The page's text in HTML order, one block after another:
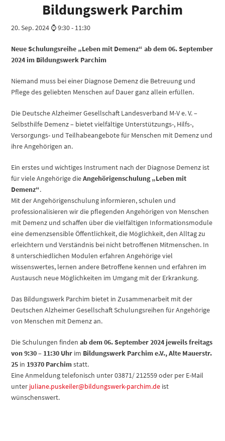
Bildungswerk Parchim
20. Sep. 2024 ⌚ 9:30- 11:30
Neue Schulungsreihe „Leben mit Demenz“ab dem 06. September
2024 im Bildungswerk Parchim
Niemand muss bei einer Diagnose Demenz die Betreuung und
Pflege des geliebten Menschen auf Dauer ganz allein erfüllen.
Die Deutsche Alzheimer Gesellschaft Landesverband M-V e. V. –
Selbsthilfe Demenz – bietet vielfältige Unterstützungs-, Hilfs-,
Versorgungs- und Teilhabeangebote für Menschen mit Demenz und
ihre Angehörigen an.
Ein erstes und wichtiges Instrument nach der Diagnose Demenz ist
für viele Angehörige dieAngehörigenschulung „Leben mit
Demenz“.
Mit der Angehörigenschulung informieren, schulen und
professionalisieren wir die pflegenden Angehörigen von Menschen
mit Demenz und schaffen über die vielfältigen Informationsmodule
eine demenzsensible Öffentlichkeit, die Möglichkeit, den Alltag zu
erleichtern und Verständnis bei nicht betroffenen Mitmenschen. In
8 unterschiedlichen Modulen erfahren Angehörige viel
wissenswertes, lernen andere Betroffene kennen und erfahren im
Austausch neue Möglichkeiten im Umgang mit der Erkrankung.
Das Bildungswerk Parchim bietet in Zusammenarbeit mit der
Deutschen Alzheimer Gesellschaft Schulungsreihen für Angehörige
von Menschen mit Demenz an.
Die Schulungen findenab dem 06. September 2024 jeweils freitags
von 9:30 – 11:30 Uhr im Bildungswerk Parchim e.V., Alte Mauerstr.
25 in 19370 Parchimstatt.
Eine Anmeldung telefonisch unter 03871/ 212559 oder per E-Mail
unter juliane.puskeiler@bildungswerk-parchim.de ist
wünschenswert.